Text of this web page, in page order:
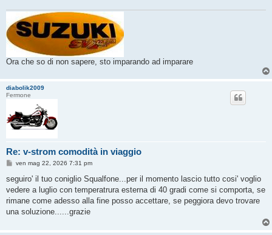
Ora che so di non sapere, sto imparando ad imparare
diabolik2009
Fermone
Re: v-strom comodità in viaggio
M
s
s
a
g
i
ven mag 22, 2026 7:31 pm
seguiro' il tuo coniglio Squalfone...per il momento lascio tutto cosi' voglio
vedere a luglio con temperatrura esterna di 40 gradi come si comporta, se
rimane come adesso alla fine posso accettare, se peggiora devo trovare
una soluzione......grazie